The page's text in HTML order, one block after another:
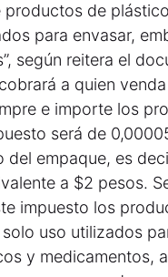
productos de
para envasar,
según reitera el
a quien venda
e importe los
será de
del empaque, es
a $2 pesos.
impuesto los
uso utilizados
y medicamentos,